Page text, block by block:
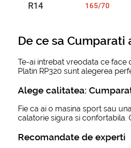
R14 165/70
De ce sa Cumparati
Te-ai intrebat vreodata ce face
Platin RP320 sunt alegerea
Alege calitatea:
Fie ca ai o masina sport sau
calatorie sigura si confortabila.
Recomandate de experti